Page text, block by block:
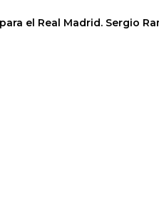
el Real Madrid. Sergio